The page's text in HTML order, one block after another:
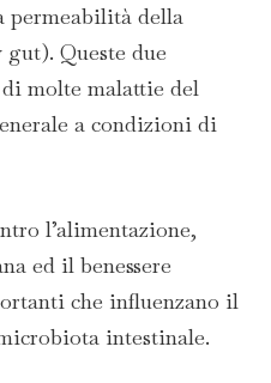
permeabilità della
Queste due
molte malattie del
a condizioni di
l’alimentazione,
ed il benessere
che influenzano il
intestinale.